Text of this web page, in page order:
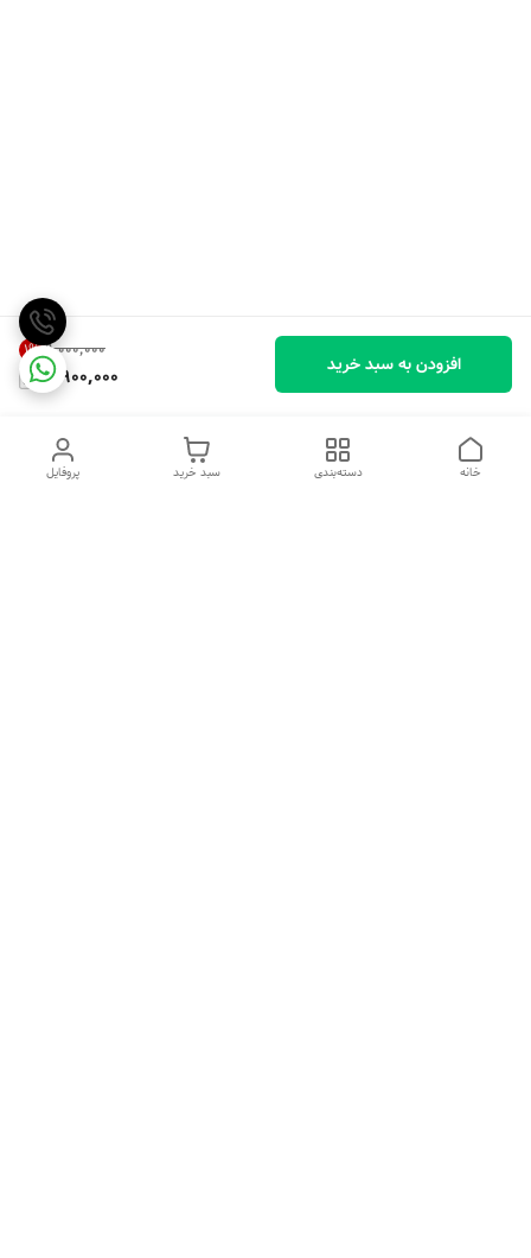
۹٬۰۰۰٬۰۰۰ 1%
8,900,000 افزودن به سبد خرید
پروفایل سبد خرید دسته‌بندی خانه